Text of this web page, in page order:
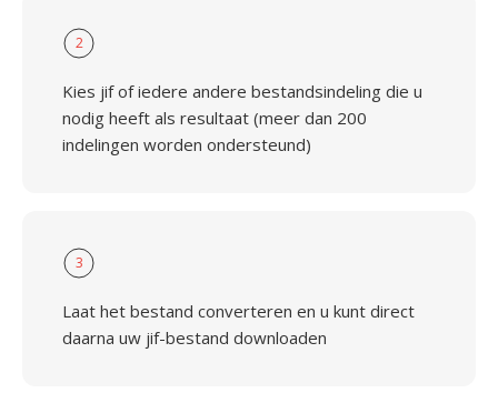
2
Kies jif of iedere andere bestandsindeling die u
nodig heeft als resultaat (meer dan 200
indelingen worden ondersteund)
3
Laat het bestand converteren en u kunt direct
daarna uw jif-bestand downloaden